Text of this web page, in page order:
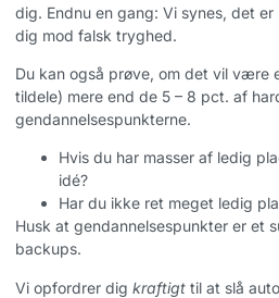
dig. Endnu en gang: Vi synes, det
dig mod falsk tryghed.
Du kan også prøve, om det vil være
tildele) mere end de 5 – 8 pct. af
gendannelsespunkterne.
Hvis du har masser af ledig
idé?
Har du ikke ret meget ledig
Husk at gendannelsespunkter er et
backups.
Vi opfordrer dig kraftigt til at slå